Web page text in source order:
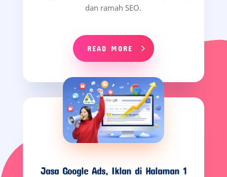
dan ramah SEO.
READ MORE
Jasa Google Ads, Iklan di Halaman 1